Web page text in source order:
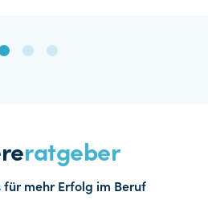
ratgeber
für mehr Erfolg im Beruf